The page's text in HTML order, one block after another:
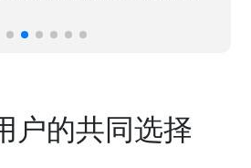
户的共同选择